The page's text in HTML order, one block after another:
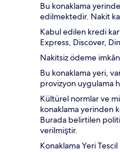
Bu konaklama
edilmektedir. Nakit
Kabul edilen kredi
Express, Discover,
Nakitsiz ödeme
Bu konaklama yeri,
provizyon uygulama
Kültürel normlar ve
konaklama yerinden
Burada belirtilen
verilmiştir.
Konaklama Yeri